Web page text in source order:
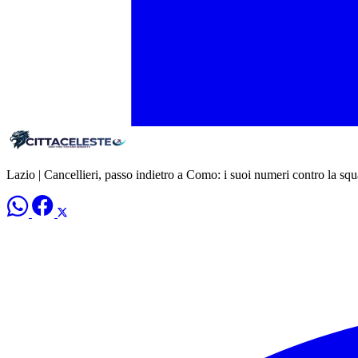
Lazio | Cancellieri, passo indietro a Como: i suoi numeri contro la